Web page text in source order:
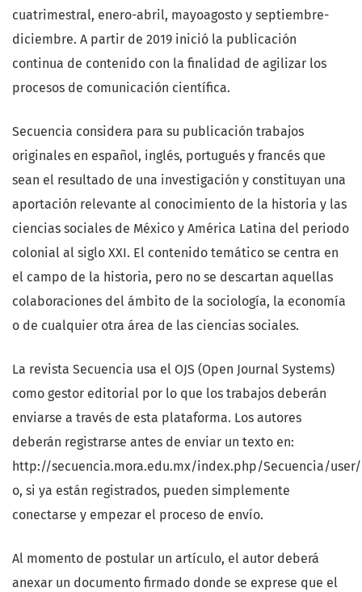
cuatrimestral, enero-abril, mayoagosto y septiembre-
diciembre. A partir de 2019 inició la publicación
continua de contenido con la finalidad de agilizar los
procesos de comunicación científica.
Secuencia considera para su publicación trabajos
originales en español, inglés, portugués y francés que
sean el resultado de una investigación y constituyan una
aportación relevante al conocimiento de la historia y las
ciencias sociales de México y América Latina del periodo
colonial al siglo XXI. El contenido temático se centra en
el campo de la historia, pero no se descartan aquellas
colaboraciones del ámbito de la sociología, la economía
o de cualquier otra área de las ciencias sociales.
La revista Secuencia usa el OJS (Open Journal Systems)
como gestor editorial por lo que los trabajos deberán
enviarse a través de esta plataforma. Los autores
deberán registrarse antes de enviar un texto en:
http://secuencia.mora.edu.mx/index.php/Secuencia/
o, si ya están registrados, pueden simplemente
conectarse y empezar el proceso de envío.
Al momento de postular un artículo, el autor deberá
anexar un documento firmado donde se exprese que el